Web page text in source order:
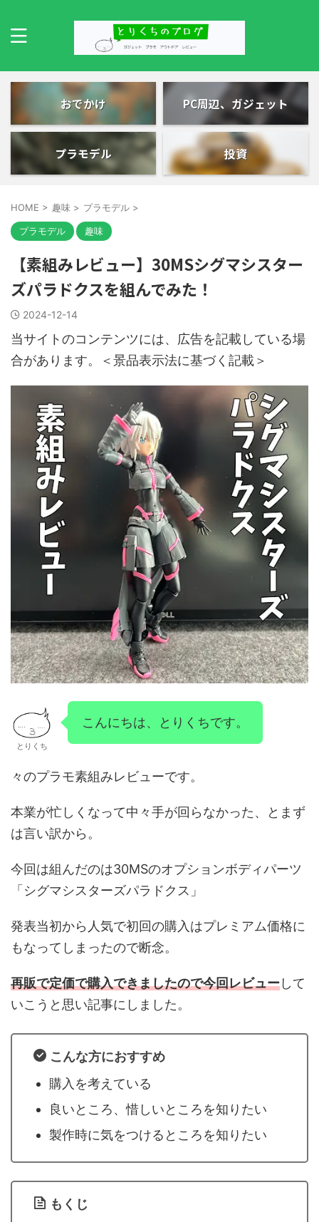
おでかけ PC周辺、ガジェット
プラモデル 投資
HOME > 趣味 > プラモデル >
プラモデル 趣味
【素組みレビュー】30MSシグマシスター
ズパラドクスを組んでみた！
2024-12-14
当サイトのコンテンツには、広告を記載している場
合があります。＜景品表示法に基づく記載＞
とりくち
こんにちは、とりくちです。
々のプラモ素組みレビューです。
本業が忙しくなって中々手が回らなかった、とまず
は言い訳から。
今回は組んだのは30MSのオプションボディパーツ
「シグマシスターズパラドクス」
発表当初から人気で初回の購入はプレミアム価格に
もなってしまったので断念。
再販で定価で購入できましたので今回レビューして
いこうと思い記事にしました。
こんな方におすすめ
購入を考えている
良いところ、惜しいところを知りたい
製作時に気をつけるところを知りたい
もくじ